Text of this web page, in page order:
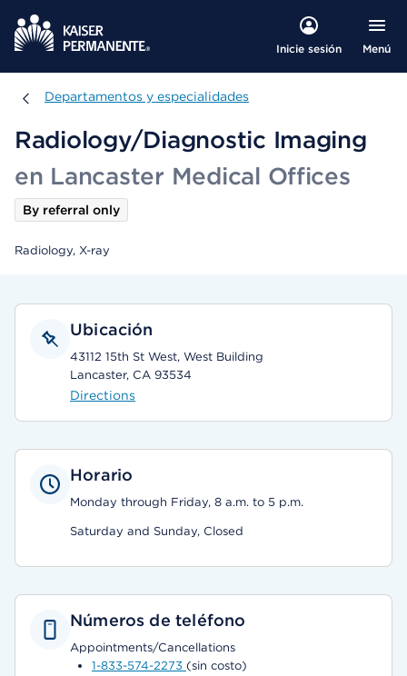
Inicie sesión Menú
Departamentos y especialidades
Departamentos y especialidades
Radiology/Diagnostic Imaging
en Lancaster Medical Offices
By referral only
Radiology, X-ray
Ubicación
43112 15th St West, West Building
Lancaster, CA 93534
Directions
Horario
Monday through Friday, 8 a.m. to 5 p.m.
Saturday and Sunday, Closed
Números de teléfono
Appointments/Cancellations
1-833-574-2273 (sin costo)